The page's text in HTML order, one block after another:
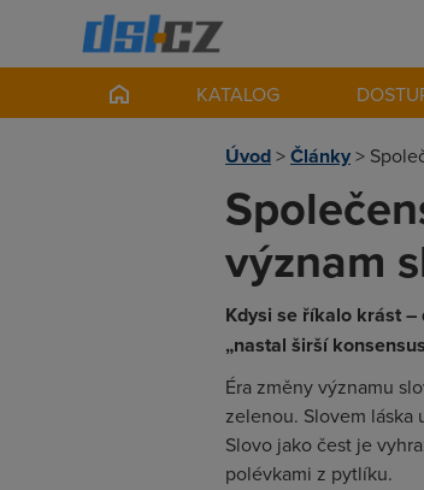
KATALOG
Úvod>Články>
význam
Kdysi se říkalo krást
„nastal širší
Éra změny významu
zelenou. Slovem láska
Slovo jako čest je
polévkami z pytlíku.